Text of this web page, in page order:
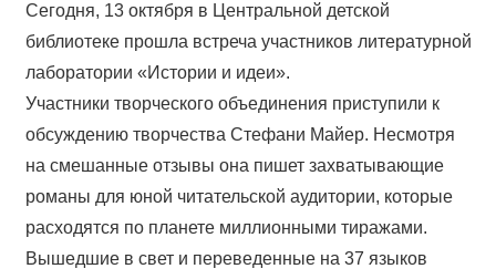
Сегодня, 13 октября в Центральной детской
библиотеке прошла встреча участников литературной
лаборатории «Истории и идеи».
Участники творческого объединения приступили к
обсуждению творчества Стефани Майер. Несмотря
на смешанные отзывы она пишет захватывающие
романы для юной читательской аудитории, которые
расходятся по планете миллионными тиражами.
Вышедшие в свет и переведенные на 37 языков